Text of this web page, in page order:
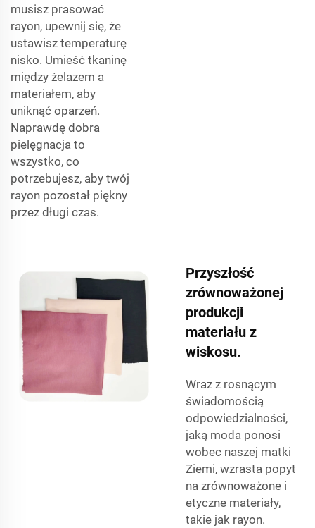
musisz prasować
rayon, upewnij się, że
ustawisz temperaturę
nisko. Umieść tkaninę
między żelazem a
materiałem, aby
uniknąć oparzeń.
Naprawdę dobra
pielęgnacja to
wszystko, co
potrzebujesz, aby twój
rayon pozostał piękny
przez długi czas.
Przyszłość
zrównoważonej
produkcji
materiału z
wiskosu.
Wraz z rosnącym
świadomością
odpowiedzialności,
jaką moda ponosi
wobec naszej matki
Ziemi, wzrasta popyt
na zrównoważone i
etyczne materiały,
takie jak rayon.